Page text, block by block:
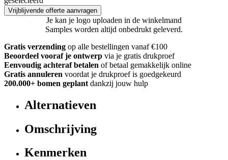
Vrijblijvende offerte aanvragen
Je kan je logo uploaden in de winkelmand
Samples worden altijd onbedrukt geleverd.
Gratis verzending op alle bestellingen vanaf €100
Beoordeel vooraf je ontwerp via je gratis drukproef
Eenvoudig achteraf betalen of betaal gemakkelijk online
Gratis annuleren voordat je drukproef is goedgekeurd
200.000+ bomen geplant dankzij jouw hulp
Alternatieven
Omschrijving
Kenmerken